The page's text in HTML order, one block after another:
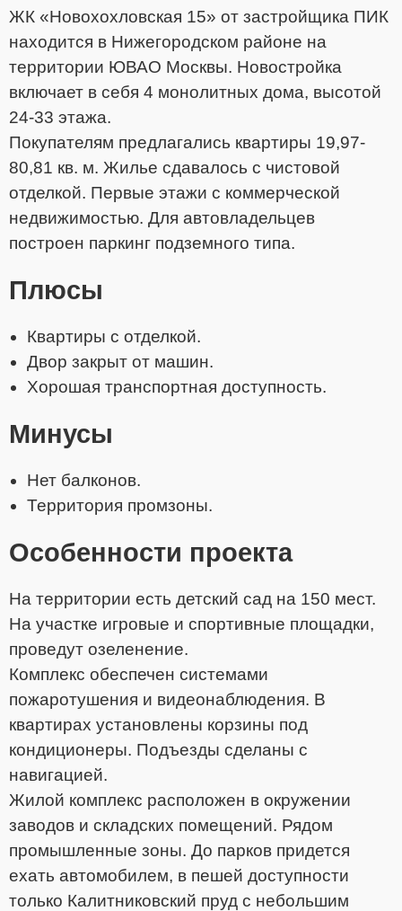
ЖК «Новохохловская 15» от застройщика ПИК
находится в Нижегородском районе на
территории ЮВАО Москвы. Новостройка
включает в себя 4 монолитных дома, высотой
24-33 этажа.
Покупателям предлагались квартиры 19,97-
80,81 кв. м. Жилье сдавалось с чистовой
отделкой. Первые этажи с коммерческой
недвижимостью. Для автовладельцев
построен паркинг подземного типа.
Плюсы
Квартиры с отделкой.
Двор закрыт от машин.
Хорошая транспортная доступность.
Минусы
Нет балконов.
Территория промзоны.
Особенности проекта
На территории есть детский сад на 150 мест.
На участке игровые и спортивные площадки,
проведут озеленение.
Комплекс обеспечен системами
пожаротушения и видеонаблюдения. В
квартирах установлены корзины под
кондиционеры. Подъезды сделаны с
навигацией.
Жилой комплекс расположен в окружении
заводов и складских помещений. Рядом
промышленные зоны. До парков придется
ехать автомобилем, в пешей доступности
только Калитниковский пруд с небольшим